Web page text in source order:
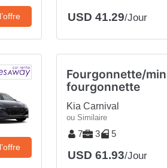
USD 41.29/Jour
Fourgonnette/
fourgonnette
Kia Carnival
ou Similaire
7 3 5
USD 61.93/Jour